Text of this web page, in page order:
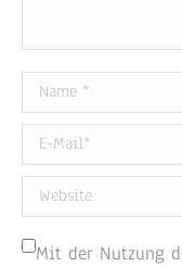
Name *
E-Mail *
Website
Mit der Nutzung